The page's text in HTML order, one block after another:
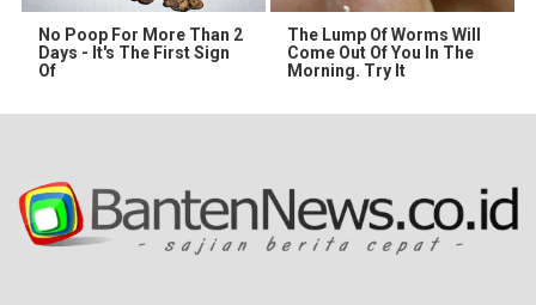
No Poop For More Than 2
Days - It's The First Sign
Of
The Lump Of Worms Will
Come Out Of You In The
Morning. Try It